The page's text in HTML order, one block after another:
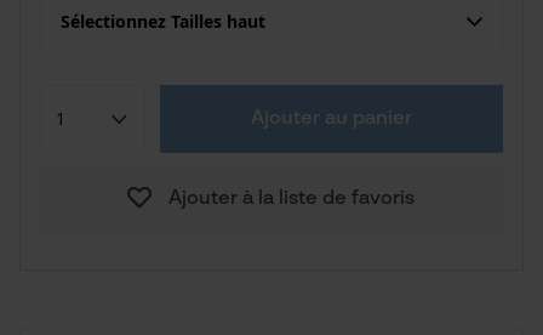
Sélectionnez Tailles haut
Ajouter au panier
Ajouter à la liste de favoris